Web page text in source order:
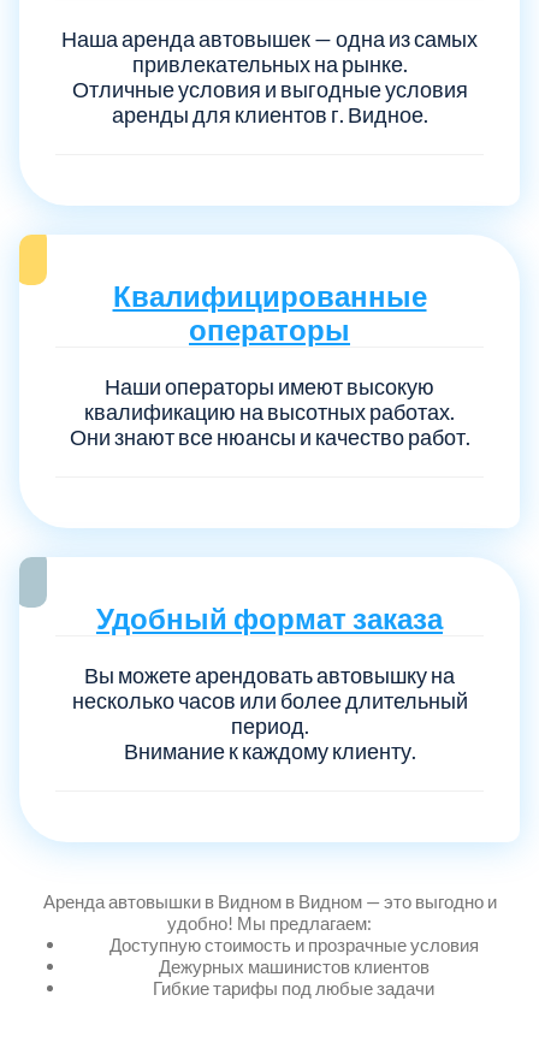
Наша аренда автовышек — одна из самых
привлекательных на рынке.
Отличные условия и выгодные условия
аренды для клиентов г. Видное.
Квалифицированные
операторы
Наши операторы имеют высокую
квалификацию на высотных работах.
Они знают все нюансы и качество работ.
Удобный формат заказа
Вы можете арендовать автовышку на
несколько часов или более длительный
период.
Внимание к каждому клиенту.
Аренда автовышки в Видном в Видном — это выгодно и
удобно! Мы предлагаем:
Доступную стоимость и прозрачные условия
Дежурных машинистов клиентов
Гибкие тарифы под любые задачи